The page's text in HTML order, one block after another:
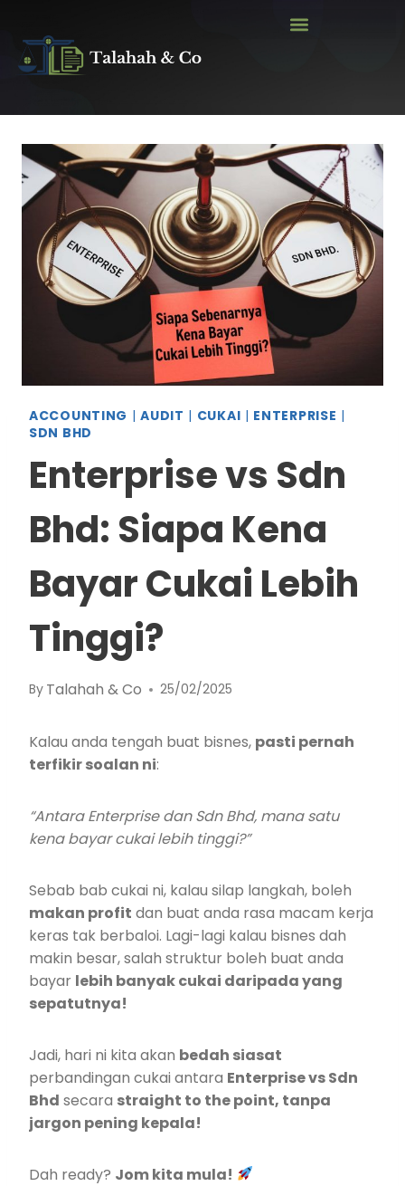
ACCOUNTING |AUDIT | CUKAI | ENTERPRISE |
SDN BHD
Enterprise vs Sdn
Bhd: Siapa Kena
Bayar Cukai Lebih
Tinggi?
By Talahah & Co 25/02/2025
Kalau anda tengah buat bisnes, pasti pernah
terfikir soalan ni:
“Antara Enterprise dan Sdn Bhd, mana satu
kena bayar cukai lebih tinggi?”
Sebab bab cukai ni, kalau silap langkah, boleh
makan profit dan buat anda rasa macam kerja
keras tak berbaloi. Lagi-lagi kalau bisnes dah
makin besar, salah struktur boleh buat anda
bayar lebih banyak cukai daripada yang
sepatutnya!
Jadi, hari ni kita akan bedah siasat
perbandingan cukai antara Enterprise vs Sdn
Bhd secara straight to the point, tanpa
jargon pening kepala!
Dah ready? Jom kita mula!